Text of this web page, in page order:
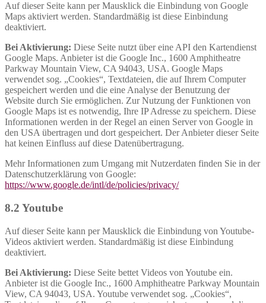
Auf dieser Seite kann per Mausklick die Einbindung von Google
Maps aktiviert werden. Standardmäßig ist diese Einbindung
deaktiviert.
Bei Aktivierung: Diese Seite nutzt über eine API den Kartendienst
Google Maps. Anbieter ist die Google Inc., 1600 Amphitheatre
Parkway Mountain View, CA 94043, USA. Google Maps
verwendet sog. „Cookies“, Textdateien, die auf Ihrem Computer
gespeichert werden und die eine Analyse der Benutzung der
Website durch Sie ermöglichen. Zur Nutzung der Funktionen von
Google Maps ist es notwendig, Ihre IP Adresse zu speichern. Diese
Informationen werden in der Regel an einen Server von Google in
den USA übertragen und dort gespeichert. Der Anbieter dieser Seite
hat keinen Einfluss auf diese Datenübertragung.
Mehr Informationen zum Umgang mit Nutzerdaten finden Sie in der
Datenschutzerklärung von Google:
https://www.google.de/intl/de/policies/privacy/
8.2 Youtube
Auf dieser Seite kann per Mausklick die Einbindung von Youtube-
Videos aktiviert werden. Standardmäßig ist diese Einbindung
deaktiviert.
Bei Aktivierung: Diese Seite bettet Videos von Youtube ein.
Anbieter ist die Google Inc., 1600 Amphitheatre Parkway Mountain
View, CA 94043, USA. Youtube verwendet sog. „Cookies“,